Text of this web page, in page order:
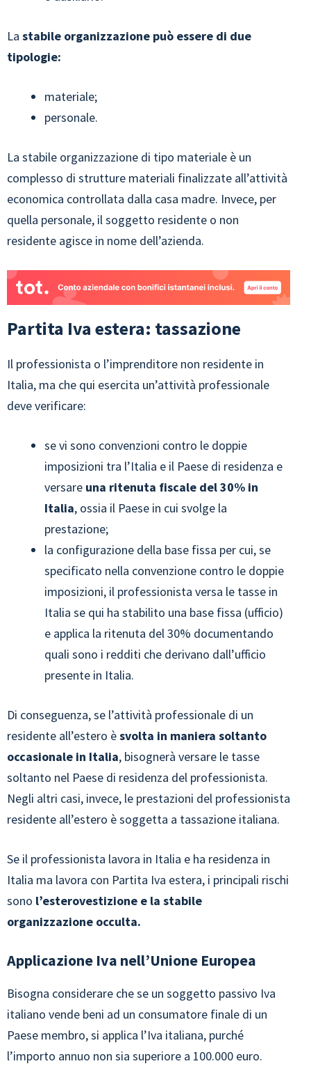
La stabile organizzazione può essere di due
tipologie:
materiale;
personale.
La stabile organizzazione di tipo materiale è un
complesso di strutture materiali finalizzate all’attività
economica controllata dalla casa madre. Invece, per
quella personale, il soggetto residente o non
residente agisce in nome dell’azienda.
Partita Iva estera: tassazione
Il professionista o l’imprenditore non residente in
Italia, ma che qui esercita un’attività professionale
deve verificare:
se vi sono convenzioni contro le doppie
imposizioni tra l’Italia e il Paese di residenza e
versare una ritenuta fiscale del 30% in
Italia, ossia il Paese in cui svolge la
prestazione;
la configurazione della base fissa per cui, se
specificato nella convenzione contro le doppie
imposizioni, il professionista versa le tasse in
Italia se qui ha stabilito una base fissa (ufficio)
e applica la ritenuta del 30% documentando
quali sono i redditi che derivano dall’ufficio
presente in Italia.
Di conseguenza, se l’attività professionale di un
residente all’estero èsvolta in maniera soltanto
occasionale in Italia, bisognerà versare le tasse
soltanto nel Paese di residenza del professionista.
Negli altri casi, invece, le prestazioni del professionista
residente all’estero è soggetta a tassazione italiana.
Se il professionista lavora in Italia e ha residenza in
Italia ma lavora con Partita Iva estera, i principali rischi
sono l’esterovestizione e la stabile
organizzazione occulta.
Applicazione Iva nell’Unione Europea
Bisogna considerare che se un soggetto passivo Iva
italiano vende beni ad un consumatore finale di un
Paese membro, si applica l’Iva italiana, purché
l’importo annuo non sia superiore a 100.000 euro.